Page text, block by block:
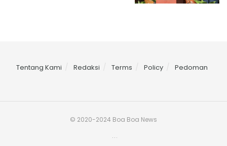
Tentang Kami Redaksi Terms Policy Pedoman
© 2020-2024 Boa Boa News